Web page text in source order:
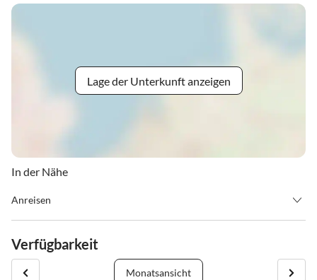
Lage der Unterkunft anzeigen
In der Nähe
Anreisen
Abzweigung zum Dachstein, liegt unser Haus direkt an der rechten
Strassenseite.
Verfügbarkeit
Monatsansicht